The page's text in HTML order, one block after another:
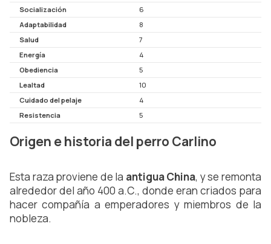
Socialización
6
Adaptabilidad
8
Salud
7
Energía
4
Obediencia
5
Lealtad
10
Cuidado del pelaje
4
Resistencia
5
Origen e historia del perro Carlino
Esta raza proviene de la antigua China, y se remonta
alrededor del año 400 a.C., donde eran criados para
hacer compañía a emperadores y miembros de la
nobleza.